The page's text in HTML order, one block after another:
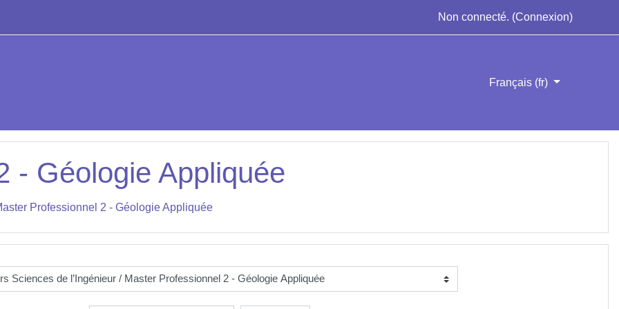
Non connecté. (Connexion)
Français ‎(fr)‎
- Géologie Appliquée
Professionnel 2 - Géologie Appliquée